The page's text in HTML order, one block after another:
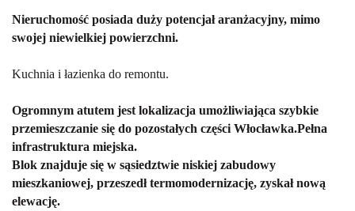
Nieruchomość posiada duży potencjał aranżacyjny, mimo
swojej niewielkiej powierzchni.
Kuchnia i łazienka do remontu.
Ogromnym atutem jest lokalizacja umożliwiająca szybkie
przemieszczanie się do pozostałych części Włocławka.Pełna
infrastruktura miejska.
Blok znajduje się w sąsiedztwie niskiej zabudowy
mieszkaniowej, przeszedł termomodernizację, zyskał nową
elewację.